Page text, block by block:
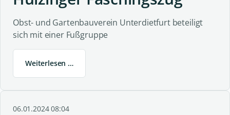
Obst- und Gartenbauverein Unterdietfurt beteiligt
sich mit einer Fußgruppe
Weiterlesen …
06.01.2024 08:04